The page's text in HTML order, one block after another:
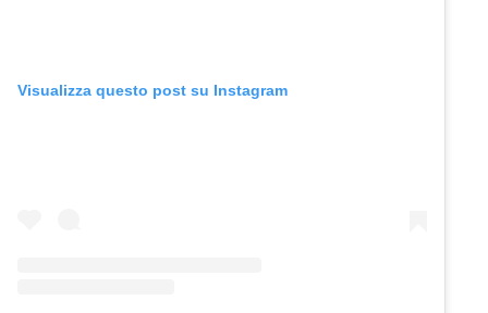
Visualizza questo post su Instagram